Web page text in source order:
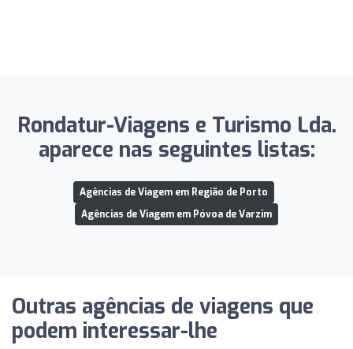
Rondatur-Viagens e Turismo Lda.
aparece nas seguintes listas:
Agências de Viagem em Região de Porto
Agências de Viagem em Póvoa de Varzim
Outras agências de viagens que
podem interessar-lhe